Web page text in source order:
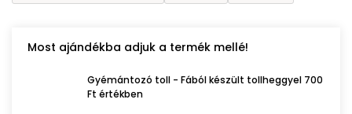
Most ajándékba adjuk a termék mellé!
Gyémántozó toll - Fából készült tollheggyel 700
Ft értékben